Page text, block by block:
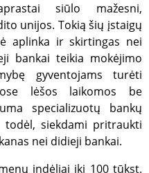
siūlo mažesni,
unijos. Tokią šių įstaigų
aplinka ir skirtingas nei
bankai teikia mokėjimo
gyventojams turėti
lėšos laikomos be
specializuotų bankų
todėl, siekdami pritraukti
nei didieji bankai.
indėliai iki 100 tūkst.
Reklamos
tinkamai veiktų,
joje naršyti. Per
šių slapukų,